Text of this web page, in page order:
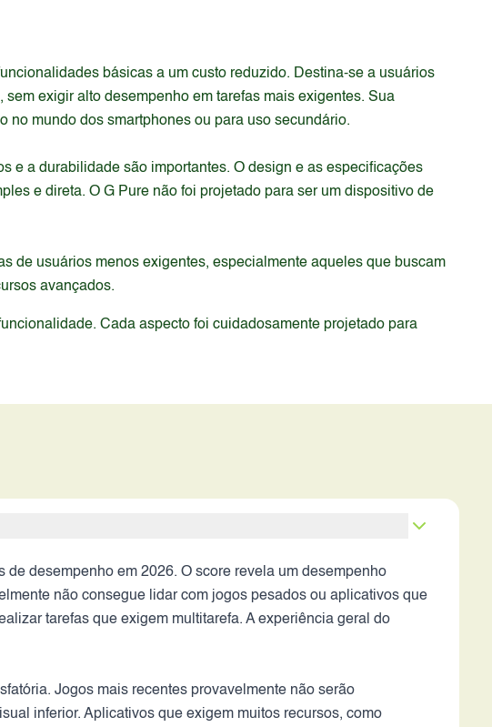
básicas a um custo reduzido. Destina-se a usuários
exigir alto desempenho em tarefas mais exigentes. Sua
mundo dos smartphones ou para uso secundário.
e a durabilidade são importantes. O design e as especificações
e direta. O G Pure não foi projetado para ser um dispositivo de
de usuários menos exigentes, especialmente aqueles que buscam
avançados.
Cada aspecto foi cuidadosamente projetado para
desempenho em 2026. O score revela um desempenho
não consegue lidar com jogos pesados ou aplicativos que
tarefas que exigem multitarefa. A experiência geral do
Jogos mais recentes provavelmente não serão
inferior. Aplicativos que exigem muitos recursos, como